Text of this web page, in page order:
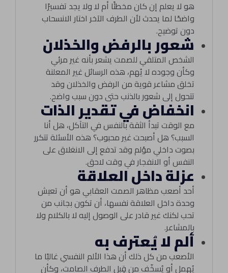
هو لا يعلم إن كان مخطئًا أم لا ولا يجد تفسيرًا
واضحًا لما يحدث لأن الطرف الآخر اختار الانسحاب
دون توضيح.
شعور بالرفض والخذلان
الشخص المتلقي للصمت يشعر بأنه غير مرئي
وكأن وجوده لا يُهم، هذه الرسائل غير المعلنة
تخلق مشاعر قوية من الرفض والخذلان وقد
تتحول إلى شعور بالذنب حتى دون سبب واضح.
انخفاض في تقدير الذات
مع الوقت تبدأ الثقة بالنفس في التآكل، هل أنا
السبب؟ هل أصبحت غير محبوب؟ هذه الأسئلة تتكرر
بصوت داخلي مؤلم وقد تدفع إلى الانغلاق على
النفس أو الانفجار في وقت لاحق.
عزلة داخل العلاقة
أحد أصعب مظاهر الصمت العقابي هو أن تعيش
وحدة داخل العلاقة نفسها، أن تكون بجانب من
تحب لكنك غير قادر على الوصول إليه لا بالكلام ولا
بالمشاعر.
ألم لا يُعترف به
الأصعب من كل ذلك أن هذا الألم النفسي غالبًا ما
يُهمل أو يُسخّف من قِبل الطرف الصامت، وكأن